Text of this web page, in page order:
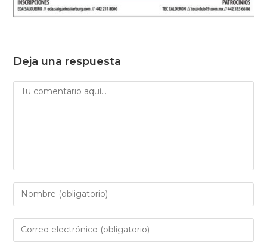
Deja una respuesta
Comentario
Introduce
tu
nombre
Introduce
tu